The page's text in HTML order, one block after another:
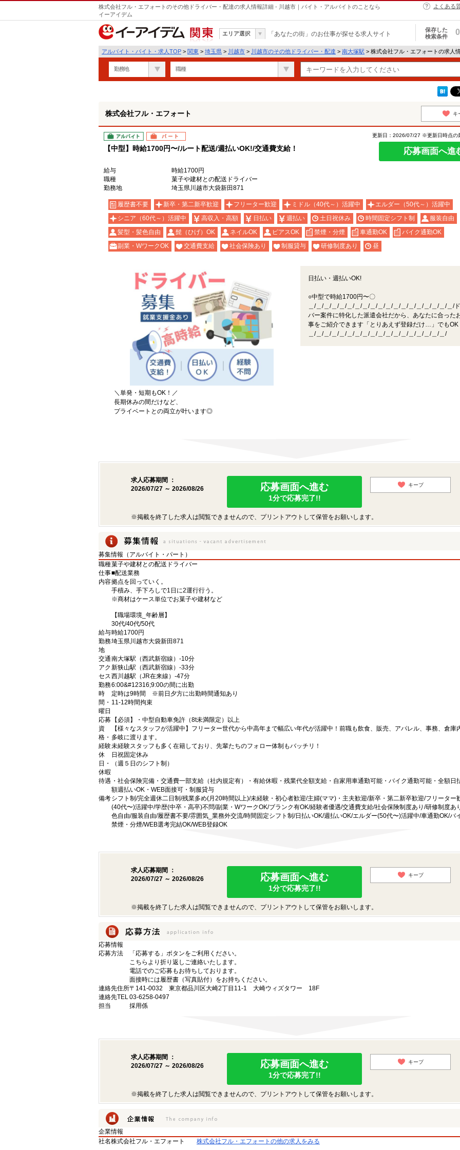
株式会社フル・エフォートのその他ドライバー・配達の求人情報詳細 - 川越市｜バイト・アルバイトのことなら
イーアイデム
よくある
関東
エリア選択 「あなたの街」のお仕事が探せる求人サイト
保存した
検索条件
0
アルバイト・バイト・求人TOP > 関東 > 埼玉県 > 川越市 > 川越市のその他ドライバー・配達 > 南大塚駅 > 株式会社フル・エフォートの求人
勤務地 職種
株式会社フル・エフォート キ
アルバイト パート
【中型】時給1700円〜/ルート配送/週払いOK!/交通費支給！
更新日：2026/07/27 ※更新日時点の
応募画面へ進
給与
時給1700円
職種
菓子や建材との配送ドライバー
勤務地
埼玉県川越市大袋新田871
履歴書不要 新卒・第二新卒歓迎 フリーター歓迎 ミドル（40代～）活躍中
エルダー（50代～）活躍中
シニア（60代～）活躍中
高収入・高額 日払い 週払い 土日祝休み 時間固定シフト制
服装自由
髪型・髪色自由
髭（ひげ）OK ネイルOK ピアスOK 禁煙・分煙 車通勤OK
バイク通勤OK
副業・WワークOK
交通費支給 社会保険あり 制服貸与 研修制度あり 昼
＼単発・短期もOK！／
長期休みの間だけなど、
プライベートとの両立が叶います◎
日払い・週払いOK!
○中型で時給1700円〜〇
＿/＿/＿/＿/＿/＿/＿/＿/＿/＿/＿/＿/＿/＿/＿/＿/＿/＿/＿/
バー案件に特化した派遣会社だから、あなたに合った
事をご紹介できます「とりあえず登録だけ…」でもOK
＿/＿/＿/＿/＿/＿/＿/＿/＿/＿/＿/＿/＿/＿/＿/＿/＿/＿/
求人応募期間 ：
2026/07/27 ～ 2026/08/26
応募画面へ進む
1分で応募完了!!
キープ
※掲載を終了した求人は閲覧できませんので、プリントアウトして保管をお願いします。
募集情報（アルバイト・パート）
職種菓子や建材との配送ドライバー
仕事
内容
■配送業務
拠点を回っていく。
手積み、手下ろしで1日に2運行行う。
※商材はケース単位でお菓子や建材など
【職場環境_年齢層】
30代/40代/50代
給与時給1700円
勤務
地
埼玉県川越市大袋新田871
交通
アク
セス
南大塚駅（西武新宿線）-10分
新狭山駅（西武新宿線）-33分
西川越駅（JR在来線）-47分
勤務
時
間・
曜日
6:00&#12316;9:00の間に出勤
定時は9時間 ※前日夕方に出勤時間通知あり
11-12時間拘束
応募
資
格・
経験
【必須】・中型自動車免許（8t未満限定）以上
【様々なスタッフが活躍中】フリーター世代から中高年まで幅広い年代が活躍中！前職も飲食、販売、アパレル、事務、倉庫
多岐に渡ります。
未経験スタッフも多く在籍しており、先輩たちのフォロー体制もバッチリ！
休
日・
休暇
日祝固定休み
（週５日のシフト制）
待遇 ・社会保険完備・交通費一部支給（社内規定有）・有給休暇・残業代全額支給・自家用車通勤可能・バイク通勤可能・全額日
額週払いOK・WEB面接可・制服貸与
備考シフト制/完全週休二日制/残業多め(月20時間以上)/未経験・初心者歓迎/主婦(ママ)・主夫歓迎/新卒・第二新卒歓迎/フリーター
(40代〜)活躍中/学歴(中卒・高卒)不問/副業・WワークOK/ブランク有OK/経験者優遇/交通費支給/社会保険制度あり/研修制度あ
色自由/服装自由/履歴書不要/雰囲気_業務外交流/時間固定シフト制/日払いOK/週払いOK/エルダー(50代〜)活躍中/車通勤OK/バ
禁煙・分煙/WEB選考完結OK/WEB登録OK
求人応募期間 ：
2026/07/27 ～ 2026/08/26
応募画面へ進む
1分で応募完了!!
キープ
※掲載を終了した求人は閲覧できませんので、プリントアウトして保管をお願いします。
応募情報
応募方法
「応募する」ボタンをご利用ください。
こちらより折り返しご連絡いたします。
電話でのご応募もお待ちしております。
面接時には履歴書（写真貼付）をお持ちください。
連絡先住所〒141-0032 東京都品川区大崎2丁目11-1 大崎ウィズタワー 18F
連絡先TEL03-6258-0497
担当
採用係
求人応募期間 ：
2026/07/27 ～ 2026/08/26
応募画面へ進む
1分で応募完了!!
キープ
※掲載を終了した求人は閲覧できませんので、プリントアウトして保管をお願いします。
企業情報
社名株式会社フル・エフォート 株式会社フル・エフォートの他の求人をみる